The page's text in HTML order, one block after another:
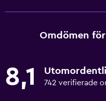
Omdömen
8,1 742 verifierade